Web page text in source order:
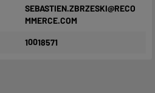
SEBASTIEN.ZBRZESKI@RECO
MMERCE.COM
10018571